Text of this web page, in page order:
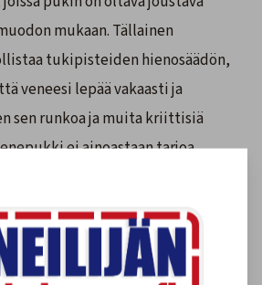
mukaan. Tällainen
tukipisteiden hienosäädön,
veneesi lepää vakaasti ja
sen runkoa ja muita kriittisiä
ei ainoastaan tarjoa
helpompaa ja
(trailerit)ovat täydellisiä,